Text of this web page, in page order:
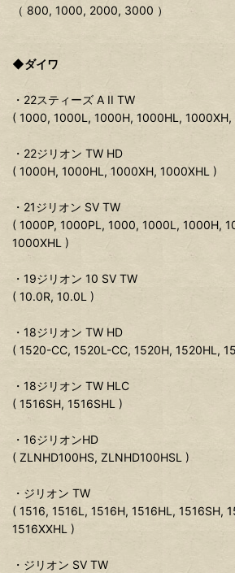
（ 800, 1000, 2000, 3000 ）
◆ダイワ
・22スティーズ A II TW
( 1000, 1000L, 1000H, 1000HL, 1000XH,
・22ジリオン TW HD
( 1000H, 1000HL, 1000XH, 1000XHL )
・21ジリオン SV TW
( 1000P, 1000PL, 1000, 1000L, 1000H,
1000XHL )
・19ジリオン 10 SV TW
( 10.0R, 10.0L )
・18ジリオン TW HD
( 1520-CC, 1520L-CC, 1520H, 1520HL,
・18ジリオン TW HLC
( 1516SH, 1516SHL )
・16ジリオンHD
( ZLNHD100HS, ZLNHD100HSL )
・ジリオン TW
( 1516, 1516L, 1516H, 1516HL, 1516SH,
1516XXHL )
・ジリオン SV TW